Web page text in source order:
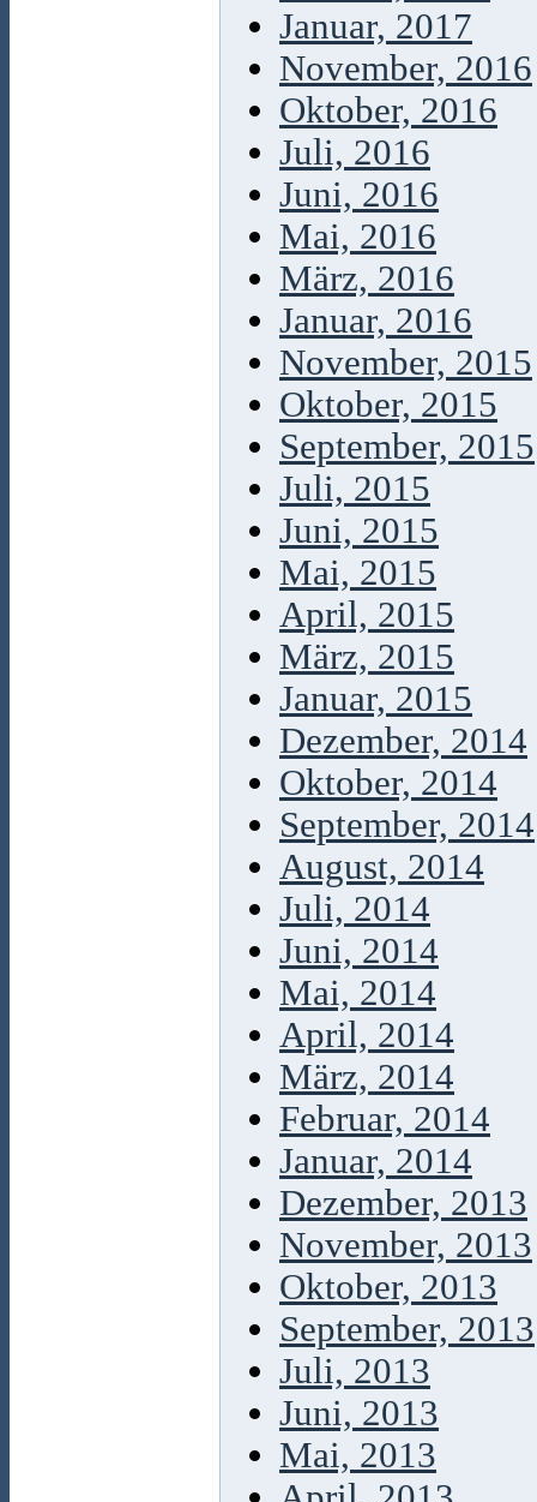
Januar, 2017
November, 2016
Oktober, 2016
Juli, 2016
Juni, 2016
Mai, 2016
März, 2016
Januar, 2016
November, 2015
Oktober, 2015
September, 2015
Juli, 2015
Juni, 2015
Mai, 2015
April, 2015
März, 2015
Januar, 2015
Dezember, 2014
Oktober, 2014
September, 2014
August, 2014
Juli, 2014
Juni, 2014
Mai, 2014
April, 2014
März, 2014
Februar, 2014
Januar, 2014
Dezember, 2013
November, 2013
Oktober, 2013
September, 2013
Juli, 2013
Juni, 2013
Mai, 2013